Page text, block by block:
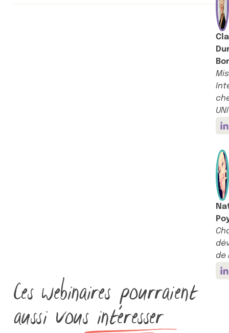
de
Ces webinaires pourraient
aussi vous intéresser